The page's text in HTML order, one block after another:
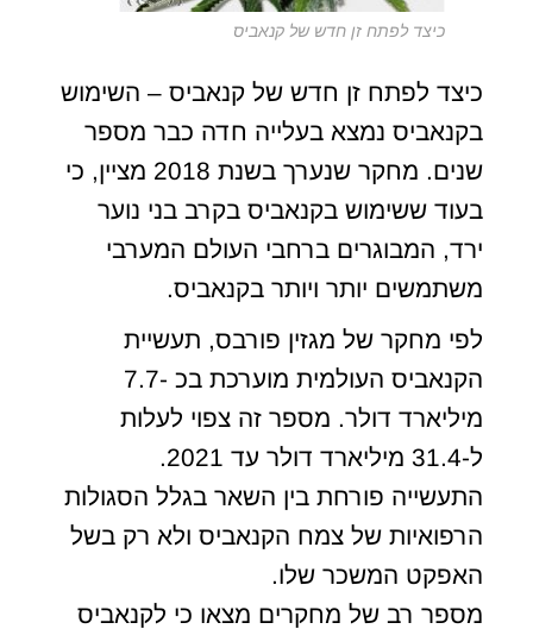
כיצד לפתח זן חדש של קנאביס
כיצד לפתח זן חדש של קנאביס – השימוש
בקנאביס נמצא בעלייה חדה כבר מספר
שנים. מחקר שנערך בשנת 2018 מציין, כי
בעוד ששימוש בקנאביס בקרב בני נוער
ירד, המבוגרים ברחבי העולם המערבי
משתמשים יותר ויותר בקנאביס.
לפי מחקר של מגזין פורבס, תעשיית
הקנאביס העולמית מוערכת בכ -7.7
מיליארד דולר. מספר זה צפוי לעלות
ל-31.4 מיליארד דולר עד 2021.
התעשייה פורחת בין השאר בגלל הסגולות
הרפואיות של צמח הקנאביס ולא רק בשל
האפקט המשכר שלו.
מספר רב של מחקרים מצאו כי לקנאביס